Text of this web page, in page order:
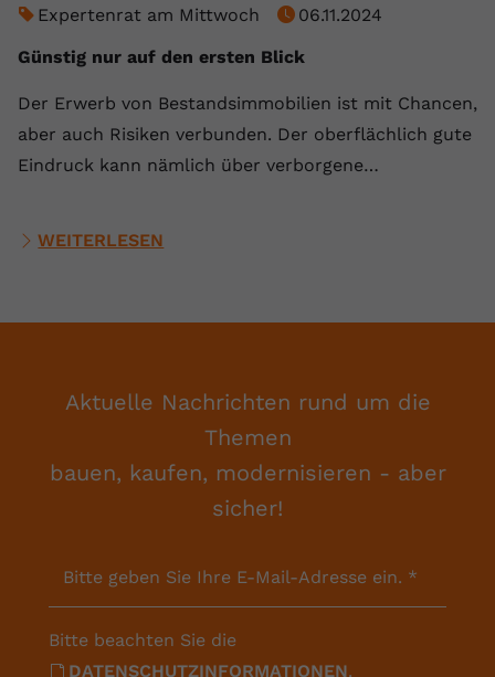
Expertenrat am Mittwoch
06.11.2024
Günstig nur auf den ersten Blick
Der Erwerb von Bestandsimmobilien ist mit Chancen,
aber auch Risiken verbunden. Der oberflächlich gute
Eindruck kann nämlich über verborgene…
WEITERLESEN
Aktuelle Nachrichten rund um die
Themen
bauen, kaufen, modernisieren - aber
sicher!
Bitte geben Sie Ihre E-Mail-Adresse ein. *
Bitte beachten Sie die
DATENSCHUTZINFORMATIONEN.